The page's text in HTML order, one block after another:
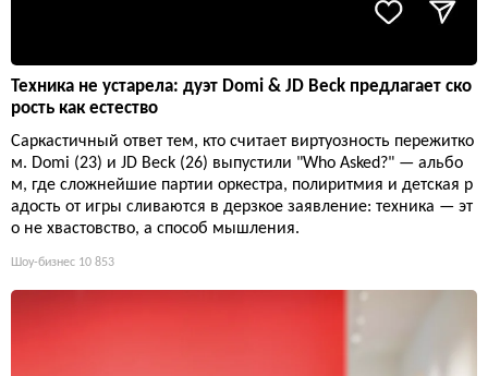
Техника не устарела: дуэт Domi & JD Beck предлагает ско
рость как естество
Саркастичный ответ тем, кто считает виртуозность пережитко
м. Domi (23) и JD Beck (26) выпустили "Who Asked?" — альбо
м, где сложнейшие партии оркестра, полиритмия и детская р
адость от игры сливаются в дерзкое заявление: техника — эт
о не хвастовство, а способ мышления.
Шоу-бизнес 10 853